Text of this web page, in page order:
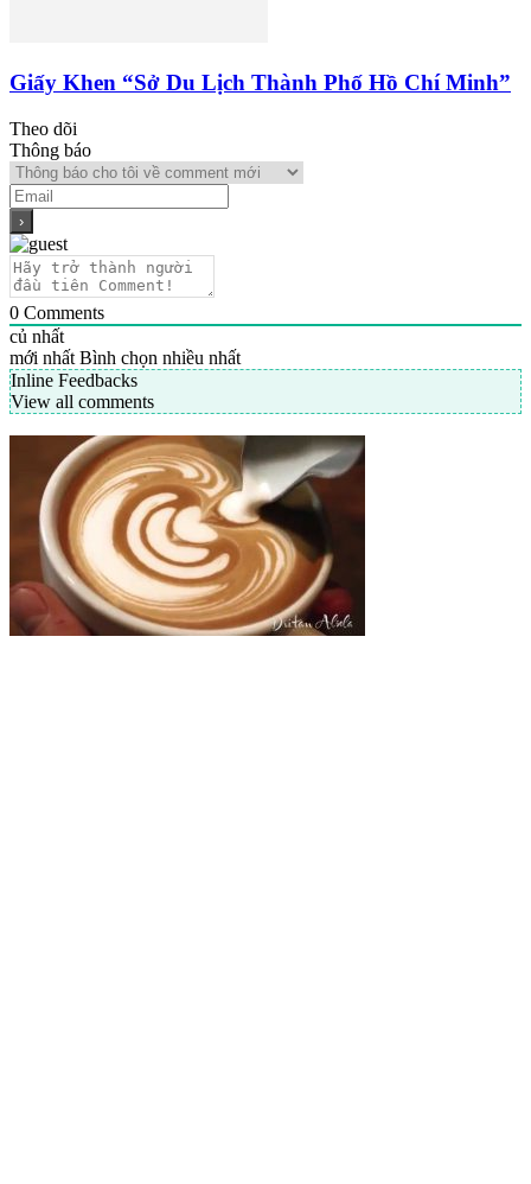
Giấy Khen “Sở Du Lịch Thành Phố Hồ Chí Minh”
Theo dõi
Thông báo
0 Comments
củ nhất
mới nhất Bình chọn nhiều nhất
Inline Feedbacks
View all comments